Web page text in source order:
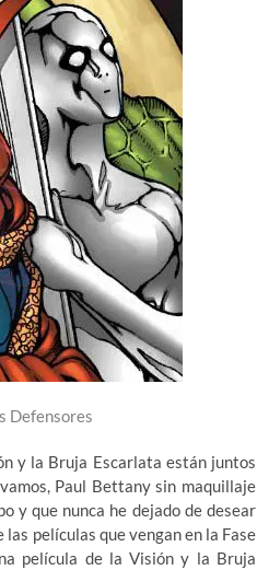
Defensores
y la Bruja Escarlata están juntos
Paul Bettany sin maquillaje
y que nunca he dejado de desear
las películas que vengan en la Fase
película de la Visión y la Bruja